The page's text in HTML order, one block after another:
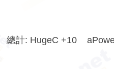
網
總計: HugeC +10